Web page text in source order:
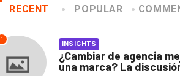
RECENT POPULAR
1 INSIGHTS
¿Cambiar de agencia
una marca? La